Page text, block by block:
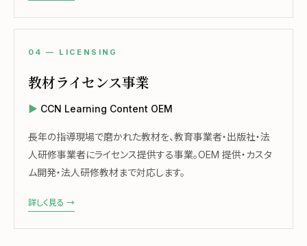
04 — LICENSING
教材ライセンス事業
CCN Learning Content OEM
長年の指導現場で磨かれた教材を、教育事業者・出版社・法
人研修事業者にライセンス提供する事業。OEM 提供・カスタ
ム開発・法人研修教材まで対応します。
詳しく見る →